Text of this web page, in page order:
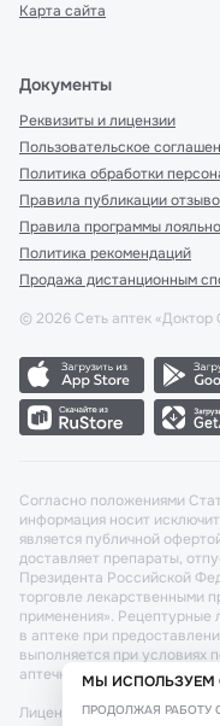
Карта сайта
Документы
Реквизиты и лицензии
Пользовательское
Политика обработки
Правила публикации
Правила программы
Политика рекомендаций
Продажа дистанционным
© 2026 Сеть аптек
Согласно положениями
информация носит
является публичной
доставляет препараты,
Президента Российской
торговле лекарственными
применения». Рецептурные
в аптеке при
выполняется при условиях
аптечном пункте.
Лицензия №: ЛО-77-02-
МЫ ИСПОЛЬЗУЕМ
ПРОДОЛЖАЯ РАБОТУ